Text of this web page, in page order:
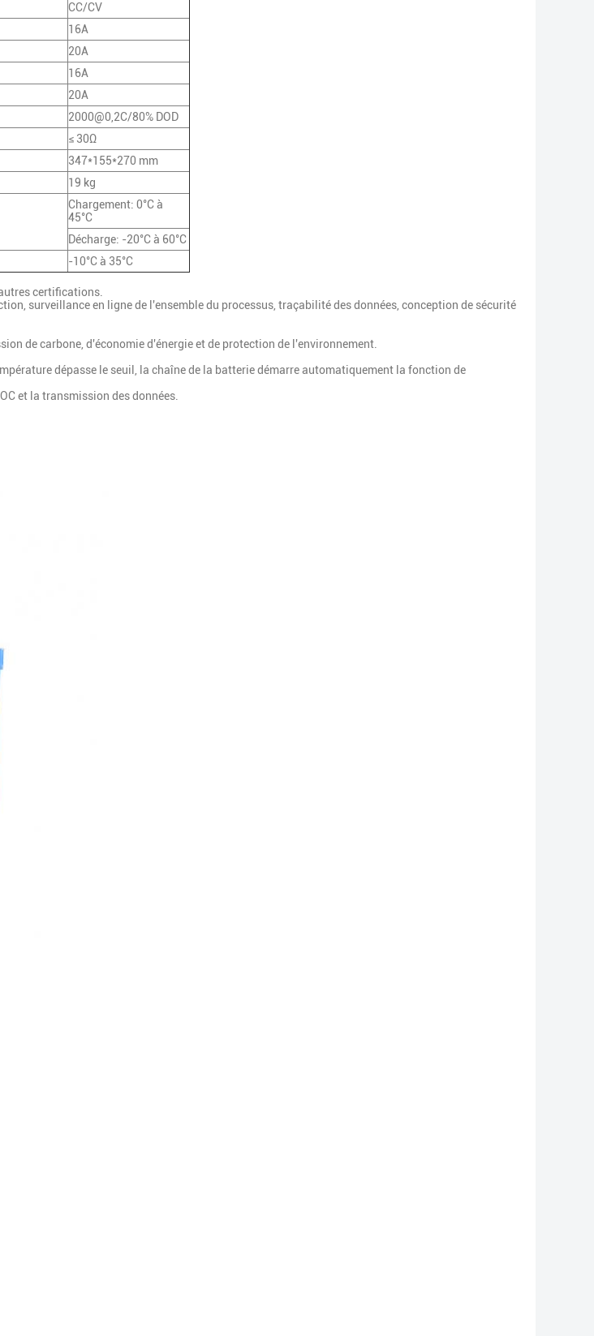
CC/CV
16A
20A
16A
20A
2000@0,2C/80% DOD
≤ 30Ω
347*155*270 mm
19 kg
Chargement: 0°C à
45°C
Décharge: -20°C à 60°C
-10°C à 35°C
certifications.
surveillance en ligne de l'ensemble du processus, traçabilité des données, conception de sécurité
de carbone, d'économie d'énergie et de protection de l'environnement.
dépasse le seuil, la chaîne de la batterie démarre automatiquement la fonction de
et la transmission des données.